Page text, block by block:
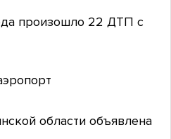
произошло 22 ДТП с
области объявлена